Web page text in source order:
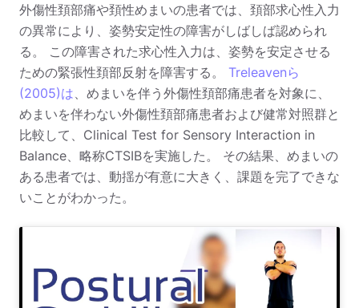
外傷性頚部痛や頚性めまいの患者では、頚部求心性入力
の異常により、姿勢安定性の障害がしばしば認められ
る。 この障害された求心性入力は、姿勢を安定させる
ための緊張性頚部反射を障害する。 Treleavenら
(2005)は、めまいを伴う外傷性頚部痛患者を対象に、
めまいを伴わない外傷性頚部痛患者および健常対照群と
比較して、Clinical Test for Sensory Interaction in
Balance、略称CTSIBを実施した。 その結果、めまいの
ある患者では、動揺が有意に大きく、課題を完了できな
いことがわかった。